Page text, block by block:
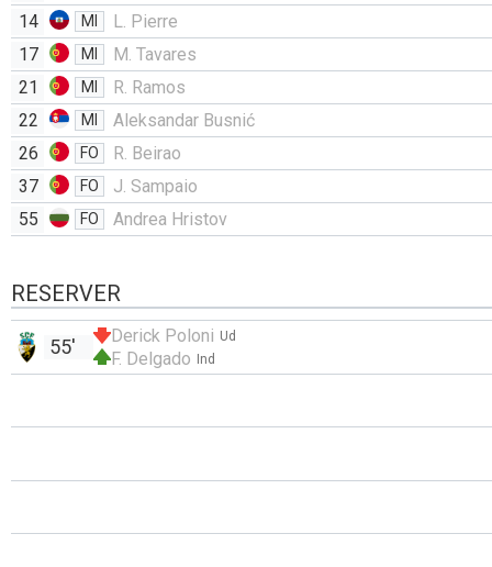
14
MI
L. Pierre
17
MI
M. Tavares
21
MI
R. Ramos
22
MI
Aleksandar Busnić
26
FO
R. Beirao
37
FO
J. Sampaio
55
FO Andrea Hristov
RESERVER
Ud
Derick Poloni
Ind
F. Delgado
55'